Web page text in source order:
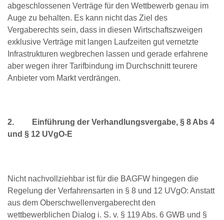
abgeschlossenen Verträge für den Wettbewerb genau im
Auge zu behalten. Es kann nicht das Ziel des
Vergaberechts sein, dass in diesen Wirtschaftszweigen
exklusive Verträge mit langen Laufzeiten gut vernetzte
Infrastrukturen wegbrechen lassen und gerade erfahrene
aber wegen ihrer Tarifbindung im Durchschnitt teurere
Anbieter vom Markt verdrängen.
2.
Einführung der Verhandlungsvergabe, § 8 Abs 4
und § 12 UVgO-E
Nicht nachvollziehbar ist für die BAGFW hingegen die
Regelung der Verfahrensarten in § 8 und 12 UVgO: Anstatt
aus dem Oberschwellenvergaberecht den
wettbewerblichen Dialog i. S. v. § 119 Abs. 6 GWB und §